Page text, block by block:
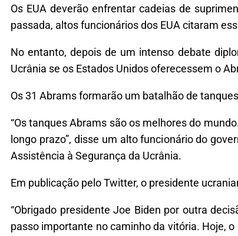
Os EUA deverão enfrentar cadeias de
passada, altos funcionários dos EUA citaram
No entanto, depois de um intenso debate
Ucrânia se os Estados Unidos oferecessem o
Os 31 Abrams formarão um batalhão de
“Os tanques Abrams são os melhores do
longo prazo”, disse um alto funcionário do
Assistência à Segurança da Ucrânia.
Em publicação pelo Twitter, o presidente
“Obrigado presidente Joe Biden por outra
passo importante no caminho da vitória. Hoje,